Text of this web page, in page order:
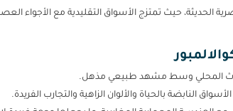
الحديثة، حيث تمتزج الأسواق التقليدية مع الأجواء
النابضة بالحياة والألوان الزاهية والتجارب الفريدة.